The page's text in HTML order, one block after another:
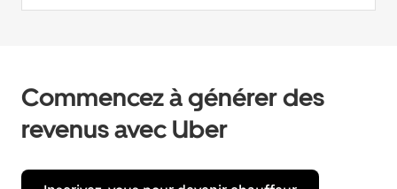
Commencez à générer des
revenus avec Uber